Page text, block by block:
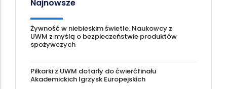
Najnowsze
Żywność w niebieskim świetle. Naukowcy z
UWM z myślą o bezpieczeństwie produktów
spożywczych
Piłkarki z UWM dotarły do ćwierćfinału
Akademickich Igrzysk Europejskich